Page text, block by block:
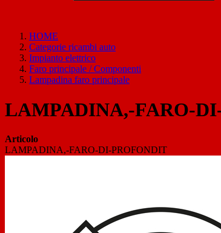
HOME
Categorie ricambi auto
Impianto elettrico
Faro principale / Componenti
Lampadina faro principale
LAMPADINA,-FARO-DI-
Articolo
LAMPADINA,-FARO-DI-PROFONDIT